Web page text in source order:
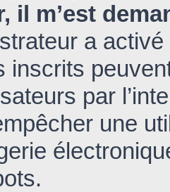
il m’est
a
inscrits
par
une